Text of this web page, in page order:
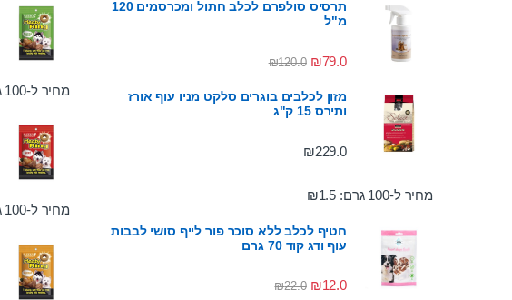
תרסיס סולפרם לכלב חתול ומכרסמים 120
מ"ל
₪79.0
₪120.0
מזון לכלבים בוגרים סלקט מניו עוף אורז
ותירס 15 ק"ג
₪229.0
מחיר ל-100 גרם: ₪1.5
חטיף לכלב ללא סוכר פור לייף סושי לבבות
עוף ודג קוד 70 גרם
₪12.0
₪22.0
מחיר ל-100 גרם:
מחיר ל-100 גרם: